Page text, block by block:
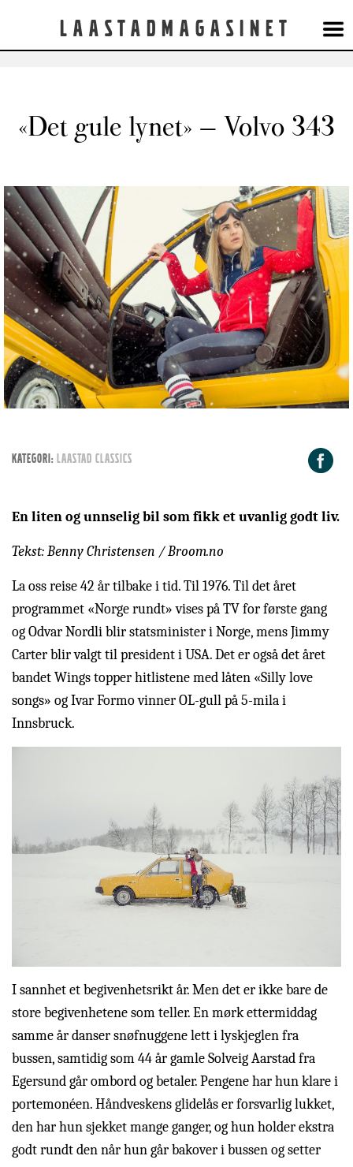
Laastadmagasinet
«Det gule lynet» – Volvo 343
KATEGORI: Laastad Classics
En liten og unnselig bil som fikk et uvanlig godt liv.
Tekst: Benny Christensen / Broom.no
La oss reise 42 år tilbake i tid. Til 1976. Til det året
programmet «Norge rundt» vises på TV for første gang
og Odvar Nordli blir statsminister i Norge, mens Jimmy
Carter blir valgt til president i USA. Det er også det året
bandet Wings topper hitlistene med låten «Silly love
songs» og Ivar Formo vinner OL-gull på 5-mila i
Innsbruck.
I sannhet et begivenhetsrikt år. Men det er ikke bare de
store begivenhetene som teller. En mørk ettermiddag
samme år danser snøfnuggene lett i lyskjeglen fra
bussen, samtidig som 44 år gamle Solveig Aarstad fra
Egersund går ombord og betaler. Pengene har hun klare i
portemonéen. Håndveskens glidelås er forsvarlig lukket,
den har hun sjekket mange ganger, og hun holder ekstra
godt rundt den når hun går bakover i bussen og setter